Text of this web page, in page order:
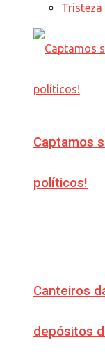
Captamos
políticos!
Canteiros
depósitos